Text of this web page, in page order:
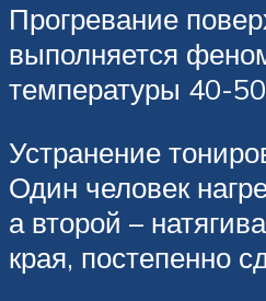
Прогревание
выполняется
температуры 40-
Устранение
Один человек
а второй –
края, постепенно